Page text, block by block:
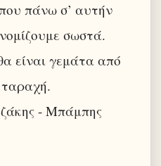
πάνω σ’ αυτήν
σωστά.
είναι γεμάτα από
ταραχή.
- Μπάμπης